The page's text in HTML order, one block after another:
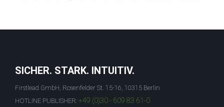
SICHER. STARK. INTUITIV.
Firstlead GmbH, Rosenfelder St. 15-16, 10315 Berlin
HOTLINE PUBLISHER: +49 (0)30 - 609 83 61-0